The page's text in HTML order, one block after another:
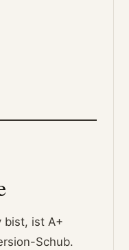
bist, ist A+
Schub.